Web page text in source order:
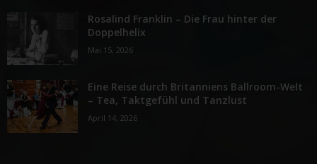
Rosalind Franklin – Die Frau hinter der
Doppelhelix
Mai 15, 2026
Eine Reise durch Britanniens Ballroom-Welt
– Tea, Taktgefühl und Tanzlust
April 14, 2026